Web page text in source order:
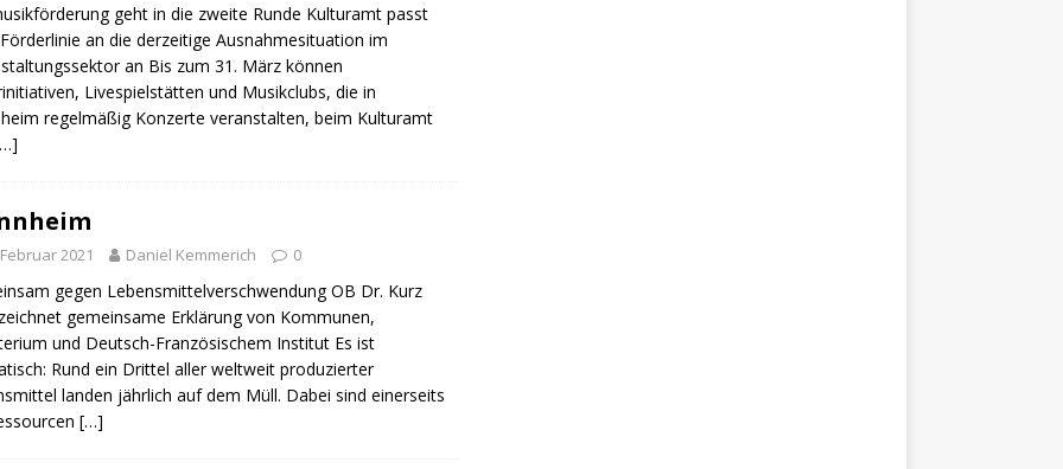
geht in die zweite Runde Kulturamt passt
an die derzeitige Ausnahmesituation im
an Bis zum 31. März können
Livespielstätten und Musikclubs, die in
regelmäßig Konzerte veranstalten, beim Kulturamt
2021 Daniel Kemmerich 0
gegen Lebensmittelverschwendung OB Dr. Kurz
gemeinsame Erklärung von Kommunen,
und Deutsch-Französischem Institut Es ist
Rund ein Drittel aller weltweit produzierter
landen jährlich auf dem Müll. Dabei sind einerseits
[…]